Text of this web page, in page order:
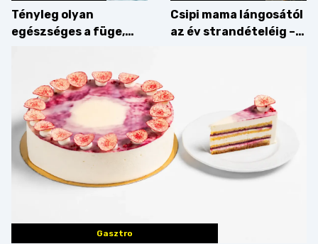
Tényleg olyan
egészséges a füge,
Csipi mama lángosától
az év strandételéig –
Gasztro